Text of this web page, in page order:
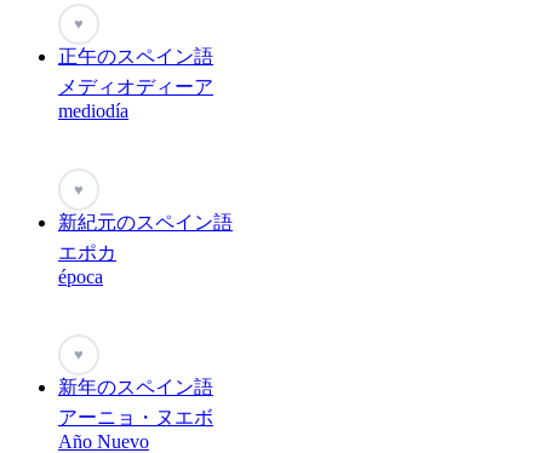
♥
正午のスペイン語
メディオディーア
mediodía
♥
新紀元のスペイン語
エポカ
época
♥
新年のスペイン語
アーニョ・ヌエボ
Año Nuevo